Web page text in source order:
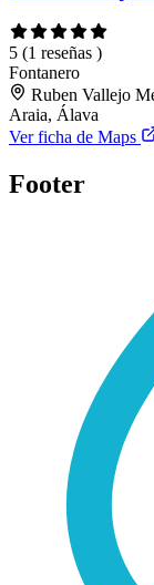
5 (1 reseñas )
Fontanero
Ruben Vallejo
Araia, Álava
Ver ficha de Maps
Footer